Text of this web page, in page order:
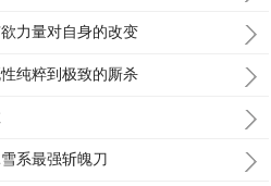
力量对自身的改变
纯粹到极致的厮杀
系最强斩魄刀